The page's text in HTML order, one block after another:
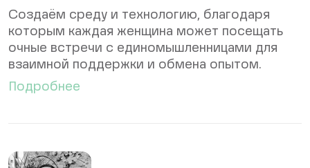
Создаём среду и технологию, благодаря
которым каждая женщина может посещать
очные встречи с единомышленницами для
взаимной поддержки и обмена опытом.
Подробнее